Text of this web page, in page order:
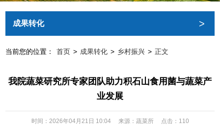
成果转化 >
当前您的位置： 首页 > 成果转化 > 乡村振兴 > 正文
我院蔬菜研究所专家团队助力积石山食用菌与蔬菜产
业发展
时间：2026年04月21日 10:04 来源：蔬菜所 点击： 110